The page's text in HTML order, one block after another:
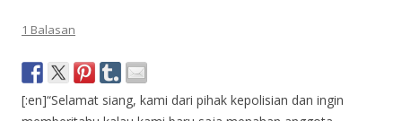
1 Balasan
[:en]“Selamat siang, kami dari pihak kepolisian dan ingin